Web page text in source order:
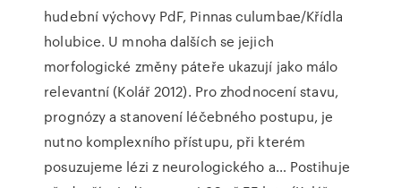
hudební výchovy PdF, Pinnas culumbae/Křídla
holubice. U mnoha dalších se jejich
morfologické změny páteře ukazují jako málo
relevantní (Kolář 2012). Pro zhodnocení stavu,
prognózy a stanovení léčebného postupu, je
nutno komplexního přístupu, při kterém
posuzujeme lézi z neurologického a… Postihuje